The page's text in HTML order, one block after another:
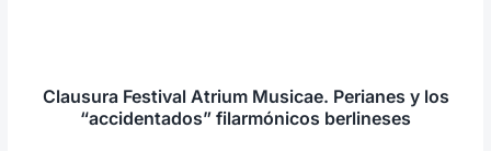
Clausura Festival Atrium Musicae. Perianes y los
“accidentados” filarmónicos berlineses